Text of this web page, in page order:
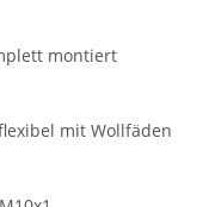
montiert
mit Wollfäden